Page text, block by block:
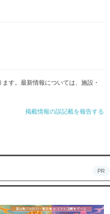
す。最新情報については、施設・
掲載情報の誤記載を報告する
PR